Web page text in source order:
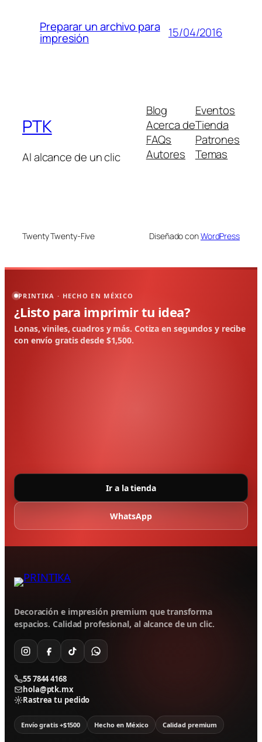
Preparar un archivo para
impresión 15/04/2016
PTK
Al alcance de un clic
Blog
Acerca de
FAQs
Autores
Eventos
Tienda
Patrones
Temas
Twenty Twenty-Five Diseñado conWordPress
PRINTIKA · HECHO EN MÉXICO
¿Listo para imprimir tu idea?
Lonas, viniles, cuadros y más. Cotiza en segundos y recibe
con envío gratis desde $1,500.
Ir a la tienda
WhatsApp
Decoración e impresión premium que transforma
espacios. Calidad profesional, al alcance de un clic.
55 7844 4168
hola@ptk.mx
Rastrea tu pedido
Envío gratis +$1500 Hecho en México Calidad premium